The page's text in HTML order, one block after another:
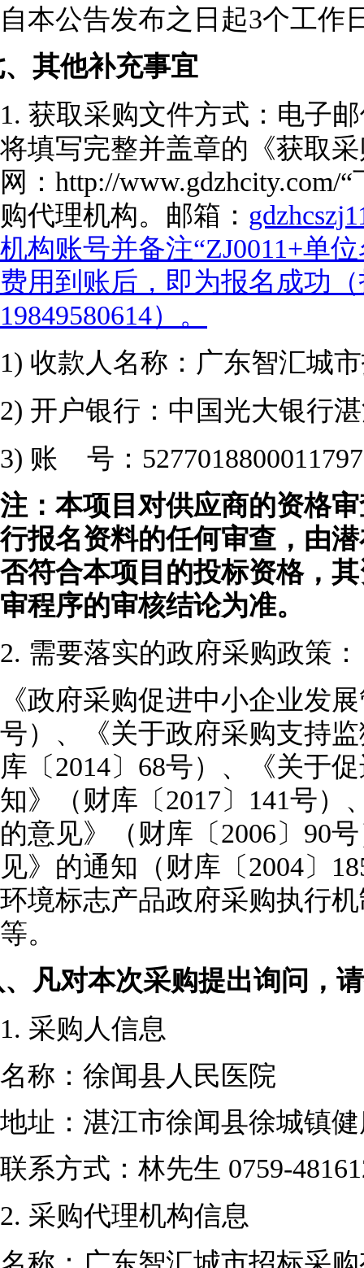
自本公告发布之日起3个工作
其他补充事宜
1. 获取采购文件方式：电子
将填写完整并盖章的《获取
网： http://www.gdzhcity.com/
购代理机构。邮箱：
机构账号并备注“ZJ0011+单
费用到账后，即为报名成功
19849580614）。
1) 收款人名称：广东智汇城
2) 开户银行：中国光大银行
3) 账 号：
注： 本项目对供应商的资格
行报名资料的任何审查，由
否符合本项目的投标资格，
审程序的审核结论为准。
2. 需要落实的政府采购政策 ：
《政府采购促进中小企业发
号）、《关于政府采购支持
库〔2014〕68号）、《关于
知》（财库〔2017〕141号
的意见》（财库〔2006〕90
见》的通知（财库〔2004〕
环境标志产品政府采购执行
等。
凡对本次采购提出询问，
1. 采购人信息
名称：徐闻县人民医院
地址：湛江市徐闻县徐城镇
联系方式：林先生 0759-
2. 采购代理机构信息